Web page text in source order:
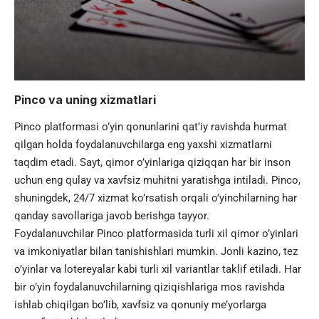
Pinco va uning xizmatlari
Pinco platformasi o’yin qonunlarini qat’iy ravishda hurmat
qilgan holda foydalanuvchilarga eng yaxshi xizmatlarni
taqdim etadi. Sayt, qimor o’yinlariga qiziqqan har bir inson
uchun eng qulay va xavfsiz muhitni yaratishga intiladi. Pinco,
shuningdek, 24/7 xizmat ko’rsatish orqali o’yinchilarning har
qanday savollariga javob berishga tayyor.
Foydalanuvchilar Pinco platformasida turli xil qimor o’yinlari
va imkoniyatlar bilan tanishishlari mumkin. Jonli kazino, tez
o’yinlar va lotereyalar kabi turli xil variantlar taklif etiladi. Har
bir o’yin foydalanuvchilarning qiziqishlariga mos ravishda
ishlab chiqilgan bo’lib, xavfsiz va qonuniy me’yorlarga